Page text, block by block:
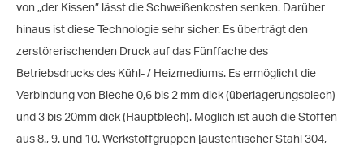
von „der Kissen” lässt die Schweißenkosten senken. Darüber
hinaus ist diese Technologie sehr sicher. Es überträgt den
zerstörerischenden Druck auf das Fünffache des
Betriebsdrucks des Kühl- / Heizmediums. Es ermöglicht die
Verbindung von Bleche 0,6 bis 2 mm dick (überlagerungsblech)
und 3 bis 20mm dick (Hauptblech). Möglich ist auch die Stoffen
aus 8., 9. und 10. Werkstoffgruppen [austentischer Stahl 304,